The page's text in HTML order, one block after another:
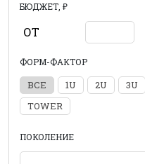
БЮДЖЕТ, ₽
ОТ
ФОРМ-ФАКТОР
ВСЕ 1U 2U 3U
TOWER
ПОКОЛЕНИЕ